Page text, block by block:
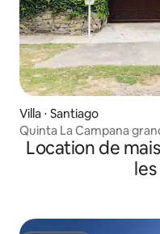
Villa ⋅ Santiago
Quinta La Campana
Location de